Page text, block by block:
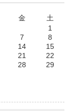
金
土
1
7
8
14
15
21
22
28
29